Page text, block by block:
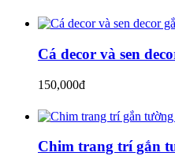
Cá decor và sen
150,000đ
Chim trang trí gắn